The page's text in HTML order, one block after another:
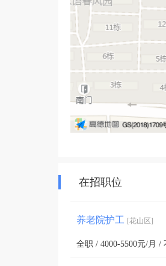
在招职位
养老院护工 [花山区]
全职 / 4000-5500元/月 /